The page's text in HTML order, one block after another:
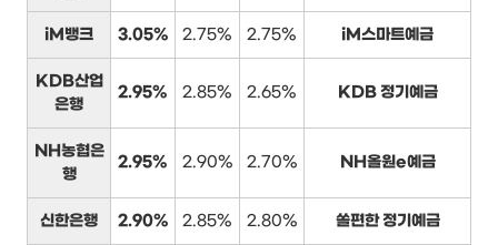
iM뱅크 3.05% 2.75% 2.75% iM스마트예금
KDB산업
은행
2.95% 2.85% 2.65% KDB 정기예금
NH농협은
행
2.95% 2.90% 2.70% NH올원e예금
신한은행 2.90% 2.85% 2.80% 쏠편한 정기예금